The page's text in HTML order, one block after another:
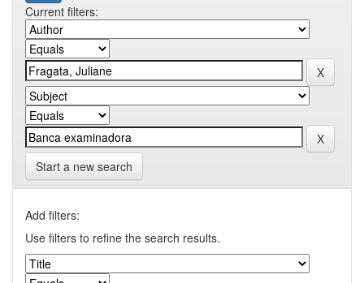
Current filters:
Start a new search
Add filters:
Use filters to refine the search results.